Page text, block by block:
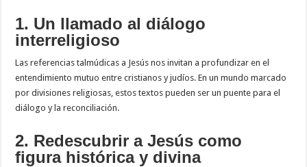
1. Un llamado al diálogo
interreligioso
Las referencias talmúdicas a Jesús nos invitan a profundizar en el
entendimiento mutuo entre cristianos y judíos. En un mundo marcado
por divisiones religiosas, estos textos pueden ser un puente para el
diálogo y la reconciliación.
2. Redescubrir a Jesús como
figura histórica y divina